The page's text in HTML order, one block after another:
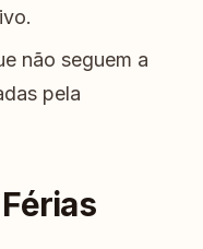
não seguem a
pela